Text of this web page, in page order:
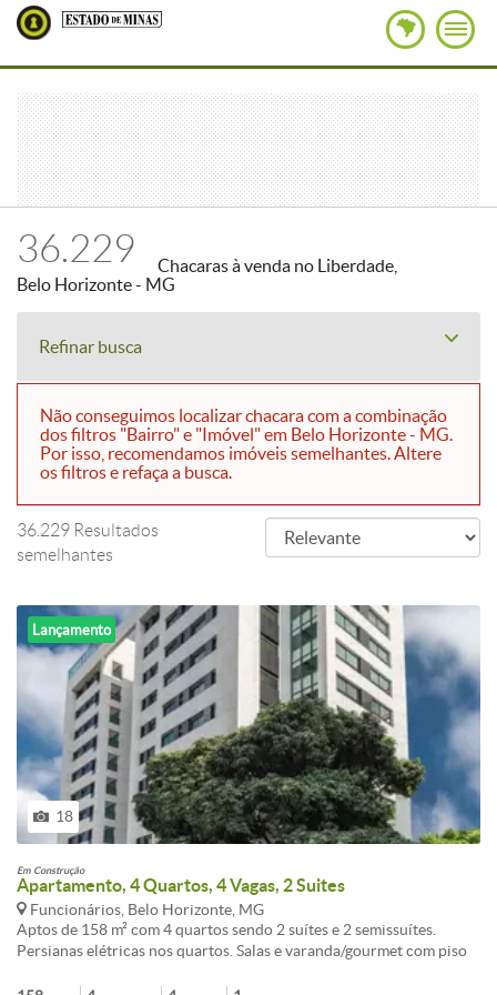
36.229
Chacaras à venda no Liberdade,
Belo Horizonte - MG
Refinar busca
Não conseguimos localizar chacara com a combinação
dos filtros "Bairro" e "Imóvel" em Belo Horizonte - MG.
Por isso, recomendamos imóveis semelhantes. Altere
os filtros e refaça a busca.
36.229 Resultados
semelhantes
Lançamento
18
Em Construção
Apartamento, 4 Quartos, 4 Vagas, 2 Suites
Funcionários, Belo Horizonte, MG
Aptos de 158 m² com 4 quartos sendo 2 suítes e 2 semissuítes.
Persianas elétricas nos quartos. Salas e varanda/gourmet com piso